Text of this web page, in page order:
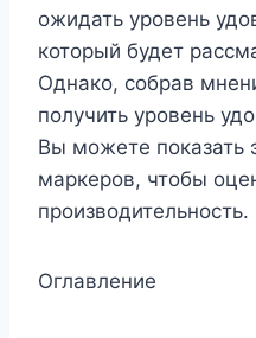
ожидать уровень
который будет
Однако, собрав
получить уровень
Вы можете показать
маркеров, чтобы
производительность.
Оглавление